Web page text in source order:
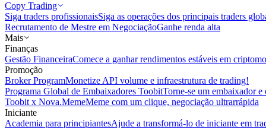
Copy Trading
Siga traders profissionaisSiga as operações dos principais traders
Recrutamento de Mestre em NegociaçãoGanhe renda alta
Mais
Finanças
Gestão FinanceiraComece a ganhar rendimentos estáveis em
Promoção
Broker ProgramMonetize API volume e infraestrutura de trading!
Programa Global de Embaixadores ToobitTorne-se um embaixador
Toobit x Nova.MemeMeme com um clique, negociação ultrarrápida
Iniciante
Academia para principiantesAjude a transformá-lo de iniciante em